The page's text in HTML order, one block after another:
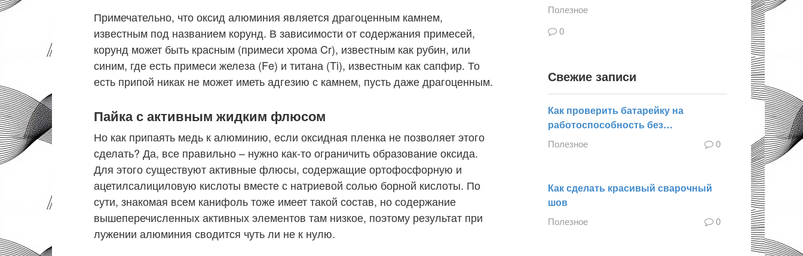
Примечательно, что оксид алюминия является драгоценным камнем,
известным под названием корунд. В зависимости от содержания примесей,
корунд может быть красным (примеси хрома Cr), известным как рубин, или
синим, где есть примеси железа (Fe) и титана (Ti), известным как сапфир. То
есть припой никак не может иметь адгезию с камнем, пусть даже драгоценным.
Пайка с активным жидким флюсом
Но как припаять медь к алюминию, если оксидная пленка не позволяет этого
сделать? Да, все правильно – нужно как-то ограничить образование оксида.
Для этого существуют активные флюсы, содержащие ортофосфорную и
ацетилсалициловую кислоты вместе с натриевой солью борной кислоты. По
сути, знакомая всем канифоль тоже имеет такой состав, но содержание
вышеперечисленных активных элементов там низкое, поэтому результат при
лужении алюминия сводится чуть ли не к нулю.
Полезное
0
Свежие записи
Как проверить батарейку на
работоспособность без…
Полезное 0
Как сделать красивый сварочный
шов
Полезное 0